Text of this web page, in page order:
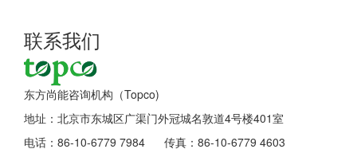
联系我们
东方尚能咨询机构（Topco)
地址：北京市东城区广渠门外冠城名敦道4号楼401室
电话：86-10-6779 7984 传真：86-10-6779 4603